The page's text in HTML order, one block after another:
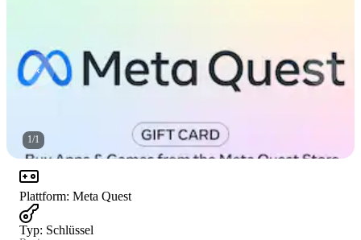
1/1
Plattform: Meta Quest
Typ: Schlüssel